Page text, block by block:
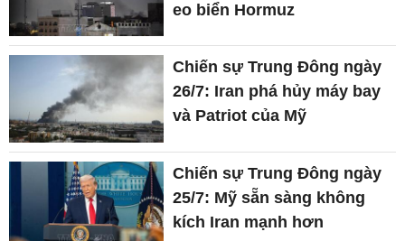
eo biển Hormuz
Chiến sự Trung Đông ngày
26/7: Iran phá hủy máy bay
và Patriot của Mỹ
Chiến sự Trung Đông ngày
25/7: Mỹ sẵn sàng không
kích Iran mạnh hơn